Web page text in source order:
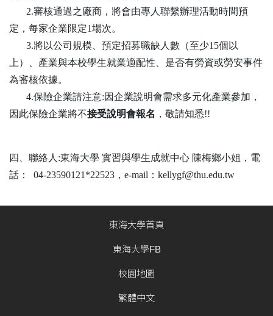
2.審核通過之廠商，將會由專人聯繫辦理活動時間預
定，每家企業限定1場次。
3.將以公司規模、預定招募職缺人數（至少15個以
上）、產業與本校學生就業適配性、是否有勞資或勞安事件
為審核依據。
4.保險企業請注意:因企業說明會需求多元化產業參加，
因此保險企業將不接受說明會報名 ，敬請知悉!!
四、 聯絡人:東海大學 實習與學生成就中心 陳梅鄉小姐，電
話： 04-23590121*22523，e-mail： kellygf@thu.edu.tw
東海大學首頁
東海大學FB
校園地圖
繁體中文